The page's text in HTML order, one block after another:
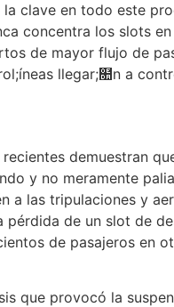
clave en todo este
concentra los slots
de mayor flujo de
llegar;໚n a
demuestran
y no meramente
las tripulaciones y
de un slot de
de pasajeros en
que provocó la